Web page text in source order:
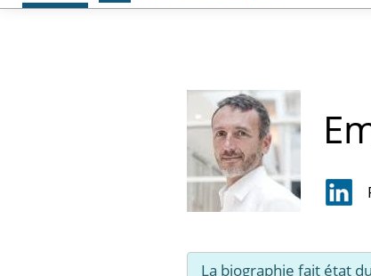
La biographie fait état